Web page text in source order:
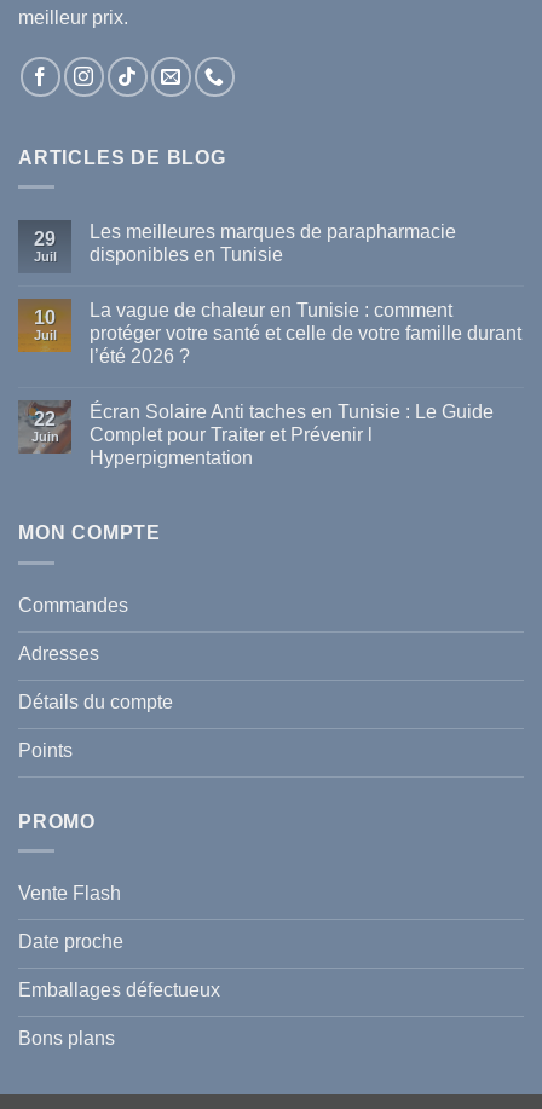
meilleur prix.
ARTICLES DE BLOG
29
Juil
Les meilleures marques de parapharmacie
disponibles en Tunisie
sur
meilleures
marques
disponibles
en
Tunisie
10
Juil
La vague de chaleur en Tunisie : comment
protéger votre santé et celle de votre famille durant
l’été 2026 ?
sur
La
vague
de
comment
et
celle
de
votre
famille
durant
l’été
2026
?
22
Juin
Écran Solaire Anti taches en Tunisie : Le Guide
Complet pour Traiter et Prévenir l
Hyperpigmentation
Écran
Solaire
Tunisie
Guide
pour
Traiter
Prévenir
MON COMPTE
Commandes
Adresses
Détails du compte
Points
PROMO
Vente Flash
Date proche
Emballages défectueux
Bons plans